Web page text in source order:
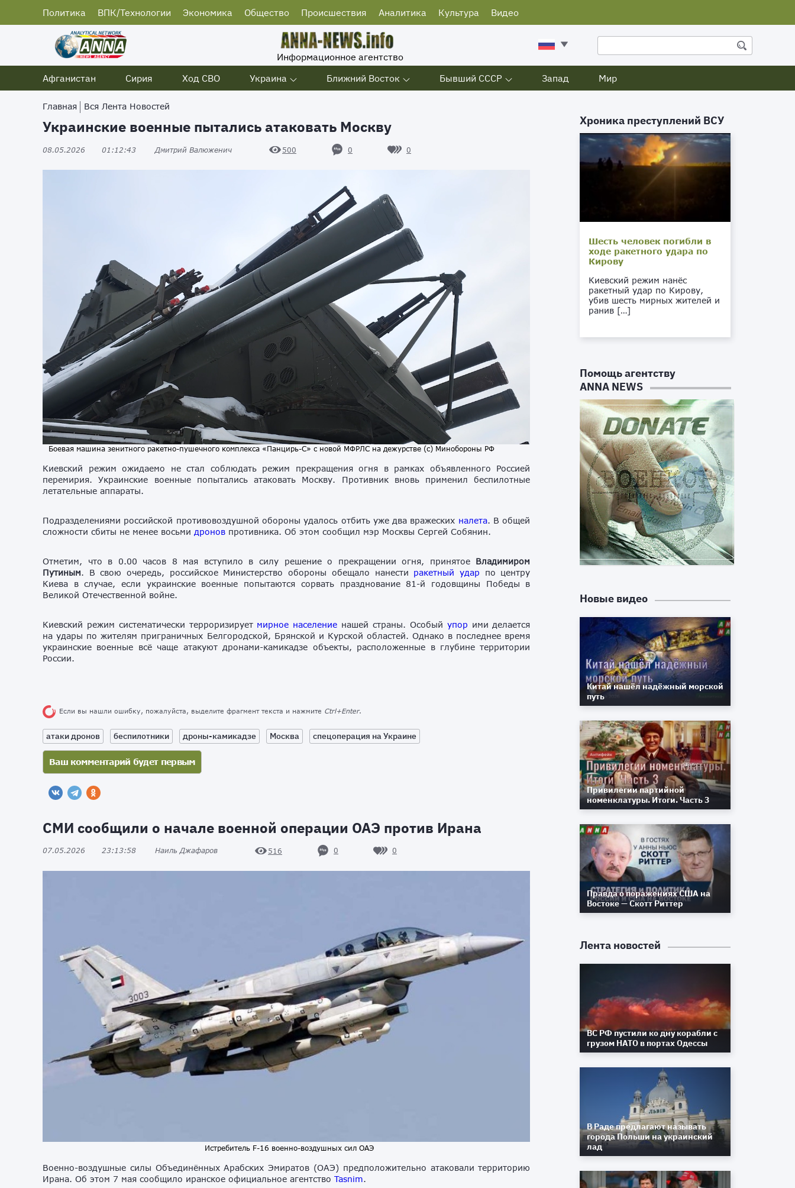
Политика ВПК/Технологии Экономика Общество Происшествия Аналитика Культура Видео
Информационное агентство
Афганистан
Сирия Ход СВО Украина Ближний Восток Бывший СССР Запад Мир
Главная Вся Лента Новостей
Украинские военные пытались атаковать Москву
08.05.2026 01:12:43 Дмитрий Валюженич 500 0 0
Боевая машина зенитного ракетно-пушечного комплекса «Панцирь-С» с новой МФРЛС на дежурстве (с) Минобороны РФ
Киевский режим ожидаемо не стал соблюдать режим прекращения огня в рамках объявленного Россией
перемирия. Украинские военные попытались атаковать Москву. Противник вновь применил беспилотные
летательные аппараты.
Подразделениями российской противовоздушной обороны удалось отбить уже два вражеских налета. В общей
сложности сбиты не менее восьми дронов противника. Об этом сообщил мэр Москвы Сергей Собянин.
Отметим, что в 0.00 часов 8 мая вступило в силу решение о прекращении огня, принятое Владимиром
Путиным. В свою очередь, российское Министерство обороны обещало нанести ракетный удар по центру
Киева в случае, если украинские военные попытаются сорвать празднование 81-й годовщины Победы в
Великой Отечественной войне.
Киевский режим систематически терроризируетмирное население нашей страны. Особый упор ими делается
на удары по жителям приграничных Белгородской, Брянской и Курской областей. Однако в последнее время
украинские военные всё чаще атакуют дронами-камикадзе объекты, расположенные в глубине территории
России.
Если вы нашли ошибку, пожалуйста, выделите фрагмент текста и нажмите Ctrl+Enter.
атаки дронов беспилотники дроны-камикадзе Москва спецоперация на Украине
СМИ сообщили о начале военной операции ОАЭ против Ирана
07.05.2026 23:13:58 Наиль Джафаров 516 0 0
Истребитель F-16 военно-воздушных сил ОАЭ
Военно-воздушные силы Объединённых Арабских Эмиратов (ОАЭ) предположительно атаковали территорию
Ирана. Об этом 7 мая сообщило иранское официальное агентство Tasnim.
Хроника преступлений ВСУ
Шесть человек погибли в
ходе ракетного удара по
Кирову
Киевский режим нанёс
ракетный удар по Кирову,
убив шесть мирных жителей и
ранив […]
Помощь агентству
ANNA NEWS
Новые видео
Китай нашёл надёжный морской
путь
Привилегии партийной
номенклатуры. Итоги. Часть 3
Правда о поражениях США на
Востоке — Скотт Риттер
Лента новостей
ВС РФ пустили ко дну корабли с
грузом НАТО в портах Одессы
В Раде предлагают называть
города Польши на украинский
лад